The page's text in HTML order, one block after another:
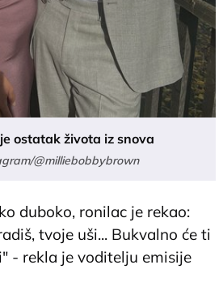
ostatak života iz snova
@milliebobbybrown
duboko, ronilac je rekao:
tvoje uši... Bukvalno će ti
- rekla je voditelju emisije